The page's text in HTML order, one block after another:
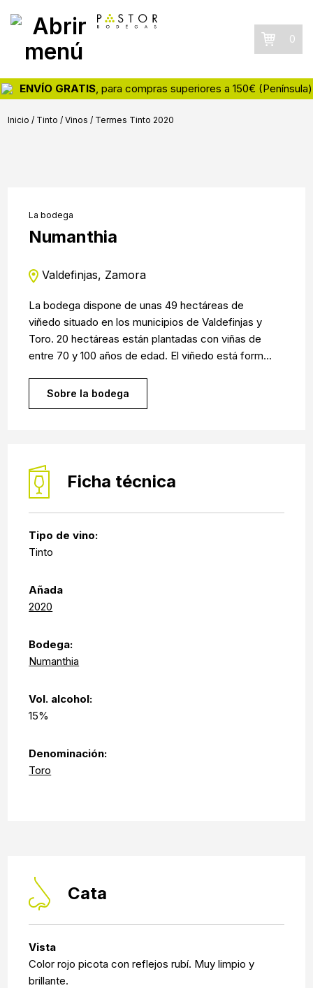
primary
navigation
content
Pastor
Bodegas
Tienda
online
y
destilados
0
ENVÍO GRATIS, para compras superiores a 150€ (Península)
Inicio / Tinto /Vinos / Termes Tinto 2020
La bodega
Numanthia
Valdefinjas, Zamora
La bodega dispone de unas 49 hectáreas de
viñedo situado en los municipios de Valdefinjas y
Toro. 20 hectáreas están plantadas con viñas de
entre 70 y 100 años de edad. El viñedo está form...
Sobre la bodega
Ficha técnica
Tipo de vino:
Tinto
Añada
2020
Bodega:
Numanthia
Vol. alcohol:
15%
Denominación:
Toro
Cata
Vista
Color rojo picota con reflejos rubí. Muy limpio y
brillante.